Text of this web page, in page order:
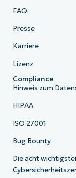
FAQ
Presse
Karriere
Lizenz
Compliance
Hinweis zum
HIPAA
ISO 27001
Bug Bounty
Die acht